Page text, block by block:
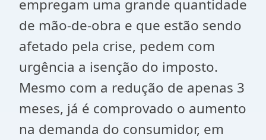
empregam uma grande quantidade
de mão-de-obra e que estão sendo
afetado pela crise, pedem com
urgência a isenção do imposto.
Mesmo com a redução de apenas 3
meses, já é comprovado o aumento
na demanda do consumidor, em